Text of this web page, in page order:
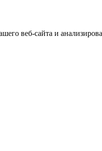
веб-сайта и